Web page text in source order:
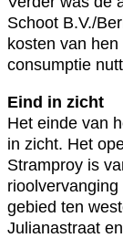
Schoot B.V./
kosten van
consumptie
Eind in zicht
Het einde van
in zicht. Het
Stramproy is
gebied ten
Julianastraat